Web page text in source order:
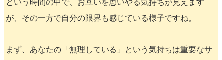
という時間の中で、お互いを思いやる気持ちが見えます
が、その一方で自分の限界も感じている様子ですね。
まず、あなたの「無理している」という気持ちは重要なサ